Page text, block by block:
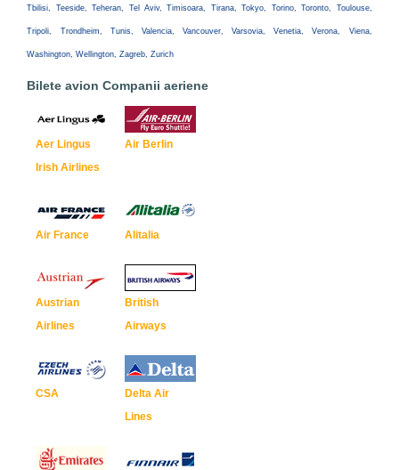
Tbilisi, Teeside, Teheran, Tel Aviv, Timisoara, Tirana, Tokyo, Torino, Toronto, Toulouse,
Tripoli, Trondheim, Tunis, Valencia, Vancouver, Varsovia, Venetia, Verona, Viena,
Washington, Wellington, Zagreb, Zurich
Bilete avion Companii aeriene
Aer Lingus
Irish Airlines
Air Berlin
Air France Alitalia
Austrian
Airlines
British
Airways
CSA
Delta Air
Lines